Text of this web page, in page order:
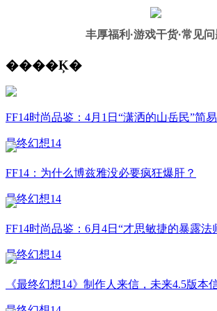
丰厚福利 ·游戏干货·常见
����Ķ�
FF14时尚品鉴：4月1日“潇洒的山岳民”简
最终幻想14
FF14：为什么博兹雅没必要疯狂爆肝？
最终幻想14
FF14时尚品鉴：6月4日“才思敏捷的暴露法
最终幻想14
《最终幻想14》制作人来信，未来4.5版本